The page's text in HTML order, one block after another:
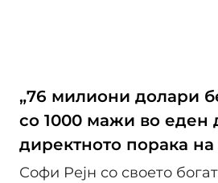
„76 милиони долари
со 1000 мажи во еден
директното порaкa
Софи Рејн со своето